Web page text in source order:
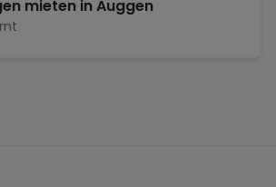
mieten inAuggen